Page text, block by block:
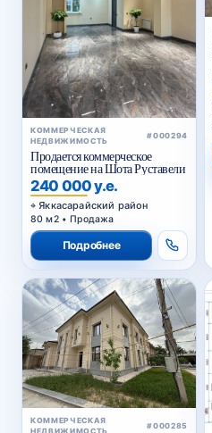
КОММЕРЧЕСКАЯ
НЕДВИЖИМОСТЬ
#000294
Продается коммерческое
помещение на Шота Руставели
240 000 у.е.
Яккасарайский район
80 м2 • Продажа
Подробнее
КОММЕРЧЕСКАЯ
НЕДВИЖИМОСТЬ
#000285